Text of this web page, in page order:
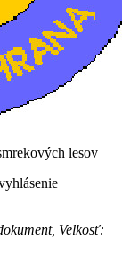
lesov
Velkosť: